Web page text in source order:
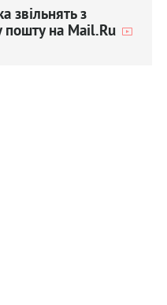
звільнять з
пошту на Mail.Ru